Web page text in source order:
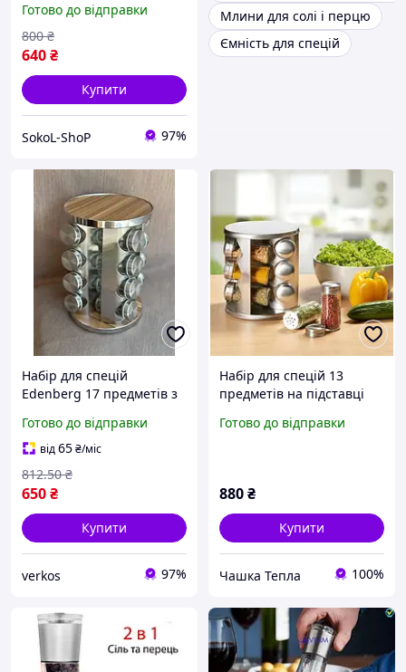
обертається (EB-18004)
Готово до відправки
640₴
800 ₴
Купити
SokoL-ShoP 97%
Млини для солі і перцю
Ємність для спецій
Набір для спецій
Edenberg 17 предметів з
обертається (EB-18004)
Готово до відправки
від65₴/міс
650₴
812.50 ₴
Купити
verkos 97%
Набір для спецій 13
предметів на підставці
Готово до відправки
880₴
Купити
Чашка Тепла 100%